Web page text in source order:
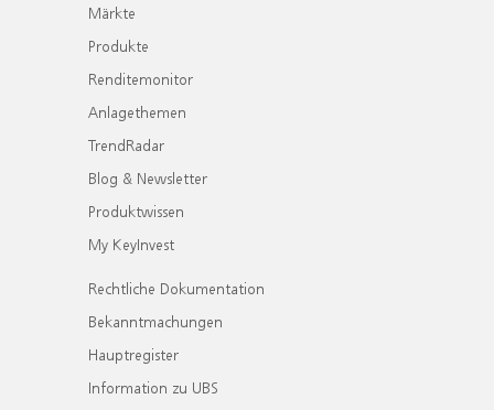
Märkte
Produkte
Renditemonitor
Anlagethemen
TrendRadar
Blog & Newsletter
Produktwissen
My KeyInvest
Rechtliche Dokumentation
Bekanntmachungen
Hauptregister
Information zu UBS